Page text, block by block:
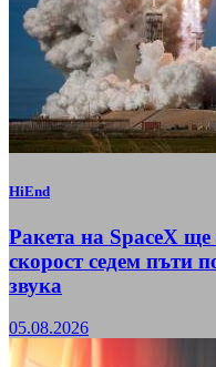
HiEnd
Ракета на SpaceX ще
скорост седем пъти
звука
05.08.2026